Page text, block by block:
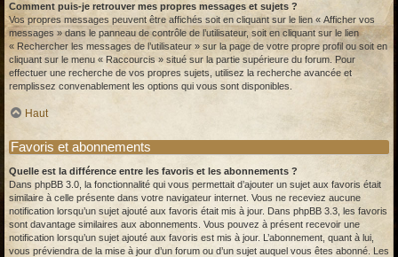
Comment puis-je retrouver mes propres messages et sujets ?
Vos propres messages peuvent être affichés soit en cliquant sur le lien « Afficher vos
messages » dans le panneau de contrôle de l’utilisateur, soit en cliquant sur le lien
« Rechercher les messages de l’utilisateur » sur la page de votre propre profil ou soit en
cliquant sur le menu « Raccourcis » situé sur la partie supérieure du forum. Pour
effectuer une recherche de vos propres sujets, utilisez la recherche avancée et
remplissez convenablement les options qui vous sont disponibles.
Haut
Favoris et abonnements
Quelle est la différence entre les favoris et les abonnements ?
Dans phpBB 3.0, la fonctionnalité qui vous permettait d’ajouter un sujet aux favoris était
similaire à celle présente dans votre navigateur internet. Vous ne receviez aucune
notification lorsqu’un sujet ajouté aux favoris était mis à jour. Dans phpBB 3.3, les favoris
sont davantage similaires aux abonnements. Vous pouvez à présent recevoir une
notification lorsqu’un sujet ajouté aux favoris est mis à jour. L’abonnement, quant à lui,
vous préviendra de la mise à jour d’un forum ou d’un sujet auquel vous êtes abonné. Les